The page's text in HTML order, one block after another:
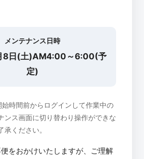
メンテナンス日時
8日(土)AM4:00～6:00(予
定)
時間前からログインして作業中の
ンス画面に切り替わり操作ができな
承ください。
をおかけいたしますが、ご理解